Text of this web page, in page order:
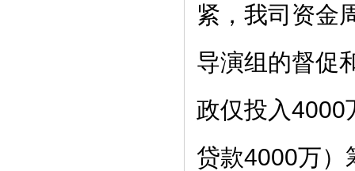
紧，我司资金
导演组的督促
政仅投入4000
贷款4000万）